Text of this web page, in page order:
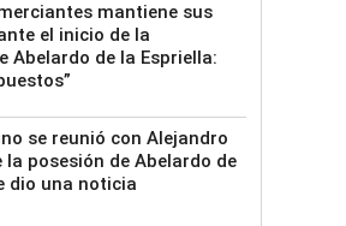
mantiene sus
el inicio de la
Abelardo de la Espriella:
se reunió con Alejandro
la posesión de Abelardo de
dio una noticia